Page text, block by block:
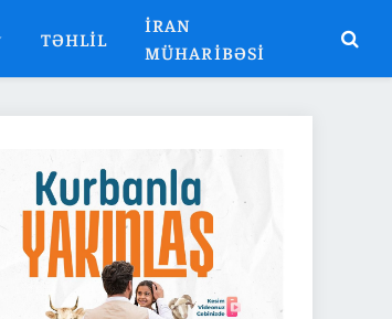
TƏHLIL
İRAN
MÜHARIBƏSI